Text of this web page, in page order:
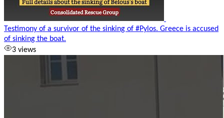
Testimony of a survivor of the sinking of #Pylos. Greece is accused
of sinking the boat.
3 views